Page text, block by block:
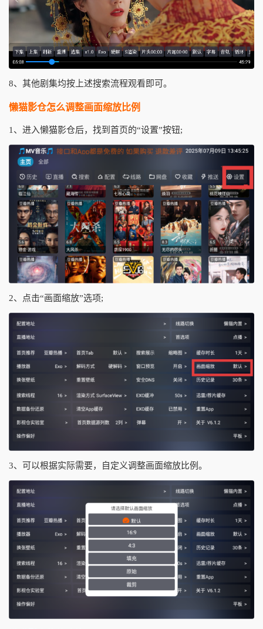
8、其他剧集均按上述搜索流程观看即可。
懒猫影仓怎么调整画面缩放比例
1、进入懒猫影仓后，找到首页的“设置”按钮;
2、点击“画面缩放”选项;
3、可以根据实际需要，自定义调整画面缩放比例。